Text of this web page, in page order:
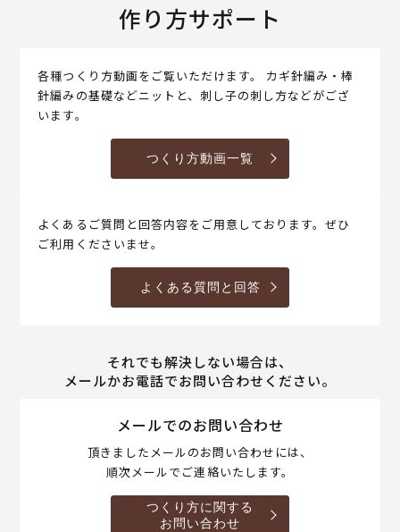
作り方サポート
各種つくり方動画をご覧いただけます。 カギ針編み・棒
針編みの基礎などニットと、刺し子の刺し方などがござ
います。
つくり方動画一覧
よくあるご質問と回答内容をご用意しております。ぜひ
ご利用くださいませ。
よくある質問と回答
それでも解決しない場合は、
メールかお電話でお問い合わせください。
メールでのお問い合わせ
頂きましたメールのお問い合わせには、
順次メールでご連絡いたします。
つくり方に関する
お問い合わせ